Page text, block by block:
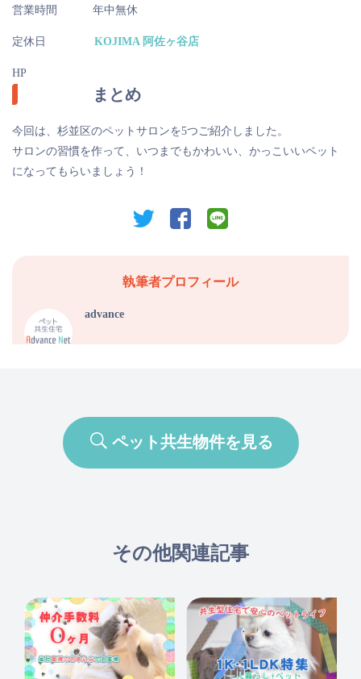
営業時間
定休日
年中無休
HP
KOJIMA 阿佐ヶ谷店
まとめ
今回は、杉並区のペットサロンを5つご紹介しました。
サロンの習慣を作って、いつまでもかわいい、かっこいいペット
になってもらいましょう！
twitter facebook
執筆者プロフィール
advance
ペット共生物件を見る
その他関連記事